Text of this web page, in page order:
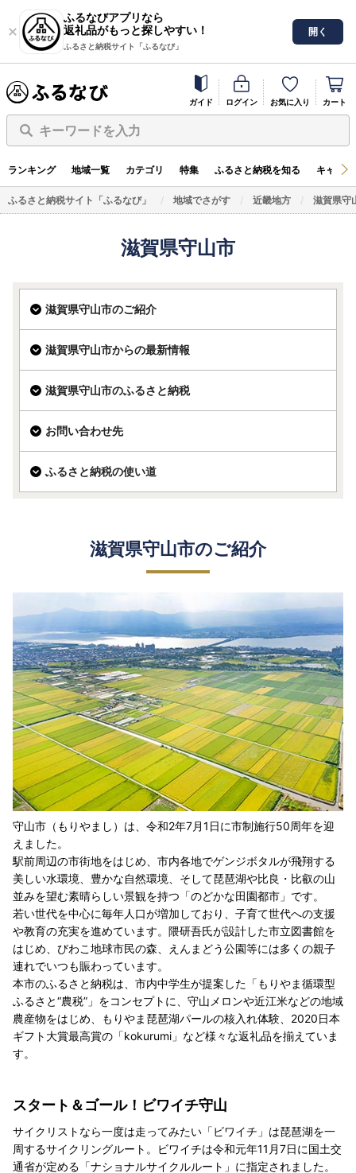
ふるなびアプリなら
返礼品がもっと探しやすい！
ふるさと納税サイト「ふるなび」
開く
ガイド ログイン お気に入り カート
キーワードを入力
ランキング 地域一覧 カテゴリ 特集 ふるさと納税を知る キャン
ふるさと納税サイト「ふるなび」 地域でさがす 近畿地方 滋賀県守
滋賀県守山市
滋賀県守山市のご紹介
滋賀県守山市からの最新情報
滋賀県守山市のふるさと納税
お問い合わせ先
ふるさと納税の使い道
滋賀県守山市のご紹介
守山市（もりやまし）は、令和2年7月1日に市制施行50周年を迎
えました。
駅前周辺の市街地をはじめ、市内各地でゲンジボタルが飛翔する
美しい水環境、豊かな自然環境、そして琵琶湖や比良・比叡の山
並みを望む素晴らしい景観を持つ「のどかな田園都市」です。
若い世代を中心に毎年人口が増加しており、子育て世代への支援
や教育の充実を進めています。隈研吾氏が設計した市立図書館を
はじめ、びわこ地球市民の森、えんまどう公園等には多くの親子
連れでいつも賑わっています。
本市のふるさと納税は、市内中学生が提案した「もりやま循環型
ふるさと“農税”」をコンセプトに、守山メロンや近江米などの地域
農産物をはじめ、もりやま琵琶湖パールの核入れ体験、2020日本
ギフト大賞最高賞の「kokurumi」など様々な返礼品を揃えていま
す。
スタート＆ゴール！ビワイチ守山
サイクリストなら一度は走ってみたい「ビワイチ」は琵琶湖を一
周するサイクリングルート。ビワイチは令和元年11月7日に国土交
通省が定める「ナショナルサイクルルート」に指定されました。